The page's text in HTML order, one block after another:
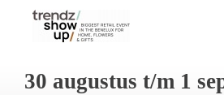
30 augustus t/m 1